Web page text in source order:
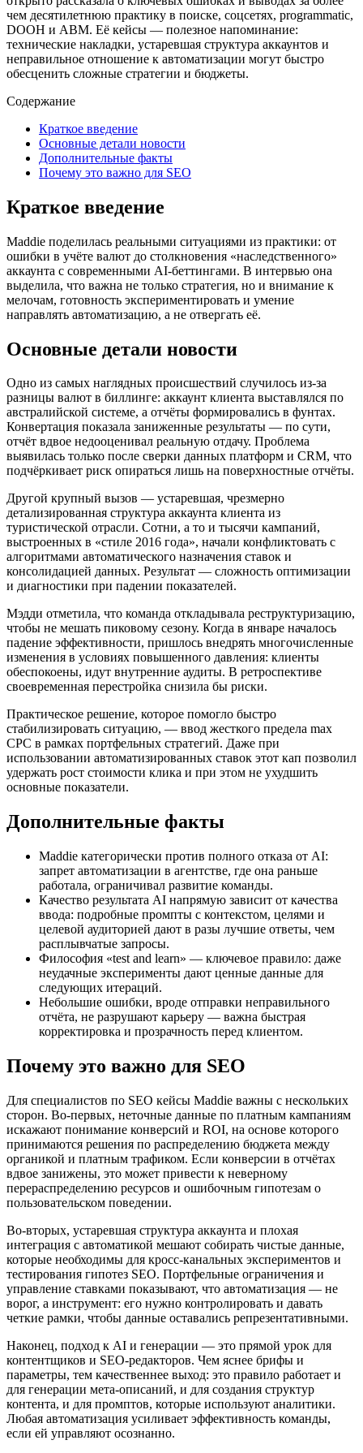
чем десятилетнюю практику в поиске, соцсетях, programmatic,
DOOH и ABM. Её кейсы — полезное напоминание:
технические накладки, устаревшая структура аккаунтов и
неправильное отношение к автоматизации могут быстро
обесценить сложные стратегии и бюджеты.
Содержание
Краткое введение
Основные детали новости
Дополнительные факты
Почему это важно для SEO
Краткое введение
Maddie поделилась реальными ситуациями из практики: от
ошибки в учёте валют до столкновения «наследственного»
аккаунта с современными AI-беттингами. В интервью она
выделила, что важна не только стратегия, но и внимание к
мелочам, готовность экспериментировать и умение
направлять автоматизацию, а не отвергать её.
Основные детали новости
Одно из самых наглядных происшествий случилось из‑за
разницы валют в биллинге: аккаунт клиента выставлялся по
австралийской системе, а отчёты формировались в фунтах.
Конвертация показала заниженные результаты — по сути,
отчёт вдвое недооценивал реальную отдачу. Проблема
выявилась только после сверки данных платформ и CRM, что
подчёркивает риск опираться лишь на поверхностные отчёты.
Другой крупный вызов — устаревшая, чрезмерно
детализированная структура аккаунта клиента из
туристической отрасли. Сотни, а то и тысячи кампаний,
выстроенных в «стиле 2016 года», начали конфликтовать с
алгоритмами автоматического назначения ставок и
консолидацией данных. Результат — сложность оптимизации
и диагностики при падении показателей.
Мэдди отметила, что команда откладывала реструктуризацию,
чтобы не мешать пиковому сезону. Когда в январе началось
падение эффективности, пришлось внедрять многочисленные
изменения в условиях повышенного давления: клиенты
обеспокоены, идут внутренние аудиты. В ретроспективе
своевременная перестройка снизила бы риски.
Практическое решение, которое помогло быстро
стабилизировать ситуацию, — ввод жесткого предела max
CPC в рамках портфельных стратегий. Даже при
использовании автоматизированных ставок этот кап позволил
удержать рост стоимости клика и при этом не ухудшить
основные показатели.
Дополнительные факты
Maddie категорически против полного отказа от AI:
запрет автоматизации в агентстве, где она раньше
работала, ограничивал развитие команды.
Качество результата AI напрямую зависит от качества
ввода: подробные промпты с контекстом, целями и
целевой аудиторией дают в разы лучшие ответы, чем
расплывчатые запросы.
Философия «test and learn» — ключевое правило: даже
неудачные эксперименты дают ценные данные для
следующих итераций.
Небольшие ошибки, вроде отправки неправильного
отчёта, не разрушают карьеру — важна быстрая
корректировка и прозрачность перед клиентом.
Почему это важно для SEO
Для специалистов по SEO кейсы Maddie важны с нескольких
сторон. Во‑первых, неточные данные по платным кампаниям
искажают понимание конверсий и ROI, на основе которого
принимаются решения по распределению бюджета между
органикой и платным трафиком. Если конверсии в отчётах
вдвое занижены, это может привести к неверному
перераспределению ресурсов и ошибочным гипотезам о
пользовательском поведении.
Во‑вторых, устаревшая структура аккаунта и плохая
интеграция с автоматикой мешают собирать чистые данные,
которые необходимы для кросс‑канальных экспериментов и
тестирования гипотез SEO. Портфельные ограничения и
управление ставками показывают, что автоматизация — не
ворог, а инструмент: его нужно контролировать и давать
четкие рамки, чтобы данные оставались репрезентативными.
Наконец, подход к AI и генерации — это прямой урок для
контентщиков и SEO‑редакторов. Чем яснее брифы и
параметры, тем качественнее выход: это правило работает и
для генерации мета‑описаний, и для создания структур
контента, и для промптов, которые используют аналитики.
Любая автоматизация усиливает эффективность команды,
если ей управляют осознанно.